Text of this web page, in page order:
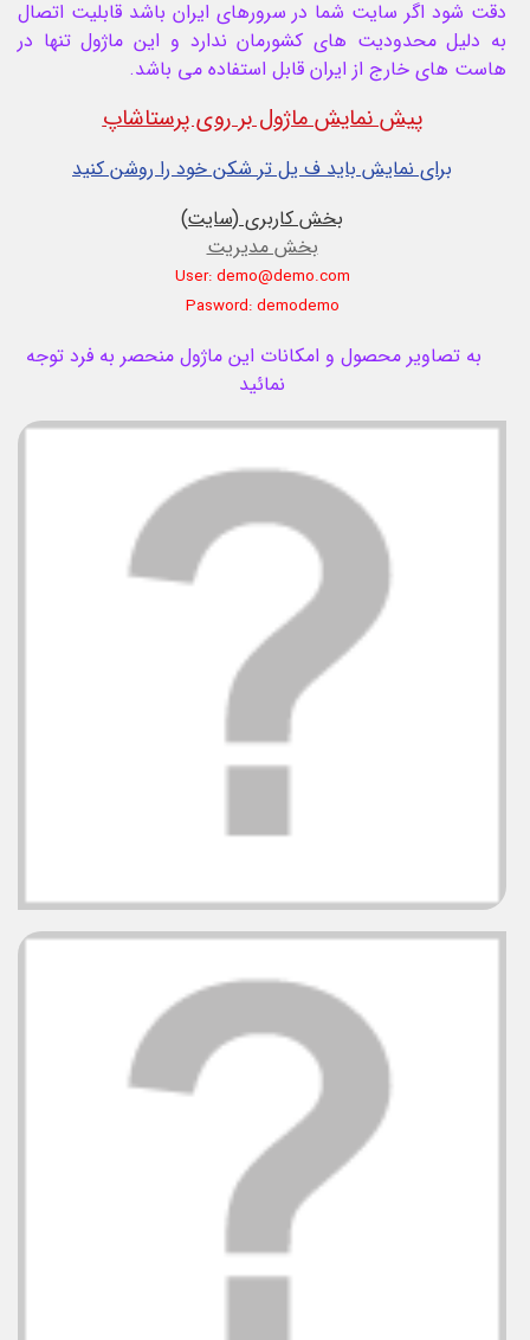
دقت شود اگر سایت شما در سرورهای ایران باشد قابلیت اتصال
به دلیل محدودیت های کشورمان ندارد و این ماژول تنها در
هاست های خارج از ایران قابل استفاده می باشد.
پیش نمایش ماژول بر روی پرستاشاپ
برای نمایش باید ف یل تر شکن خود را روشن کنید
بخش کاربری (سایت)
بخش مدیریت
User: demo@demo.com
Pasword: demodemo
به تصاویر محصول و امکانات این ماژول منحصر به فرد توجه
نمائید